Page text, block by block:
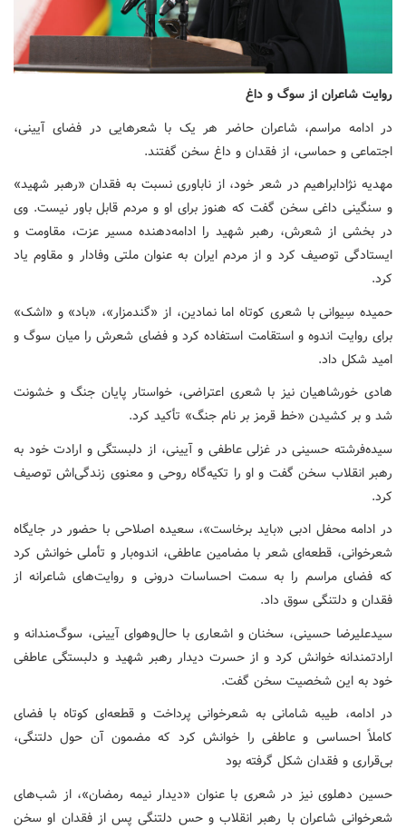
روایت شاعران از سوگ و داغ
در ادامه مراسم، شاعران حاضر هر یک با شعرهایی در فضای آیینی،
اجتماعی و حماسی، از فقدان و داغ سخن گفتند.
مهدیه نژادابراهیم در شعر خود، از ناباوری نسبت به فقدان «رهبر شهید»
و سنگینی داغی سخن گفت که هنوز برای او و مردم قابل باور نیست. وی
در بخشی از شعرش، رهبر شهید را ادامه‌دهنده مسیر عزت، مقاومت و
ایستادگی توصیف کرد و از مردم ایران به عنوان ملتی وفادار و مقاوم یاد
کرد.
حمیده سِیوانی با شعری کوتاه اما نمادین، از «گندمزار»، «باد» و «اشک»
برای روایت اندوه و استقامت استفاده کرد و فضای شعرش را میان سوگ و
امید شکل داد.
هادی خورشاهیان نیز با شعری اعتراضی، خواستار پایان جنگ و خشونت
شد و بر کشیدن «خط قرمز بر نام جنگ» تأکید کرد.
سیده‌فرشته حسینی در غزلی عاطفی و آیینی، از دلبستگی و ارادت خود به
رهبر انقلاب سخن گفت و او را تکیه‌گاه روحی و معنوی زندگی‌اش توصیف
کرد.
در ادامه محفل ادبی «باید برخاست»، سعیده اصلاحی با حضور در جایگاه
شعرخوانی، قطعه‌ای شعر با مضامین عاطفی، اندوه‌بار و تأملی خوانش کرد
که فضای مراسم را به سمت احساسات درونی و روایت‌های شاعرانه از
فقدان و دلتنگی سوق داد.
سیدعلیرضا حسینی، سخنان و اشعاری با حال‌وهوای آیینی، سوگ‌مندانه و
ارادتمندانه خوانش کرد و از حسرت دیدار رهبر شهید و دلبستگی عاطفی
خود به این شخصیت سخن گفت.
در ادامه، طیبه شامانی به شعرخوانی پرداخت و قطعه‌ای کوتاه با فضای
کاملاً احساسی و عاطفی را خوانش کرد که مضمون آن حول دلتنگی،
بی‌قراری و فقدان شکل گرفته بود
حسین دهلوی نیز در شعری با عنوان «دیدار نیمه رمضان»، از شب‌های
شعرخوانی شاعران با رهبر انقلاب و حس دلتنگی پس از فقدان او سخن